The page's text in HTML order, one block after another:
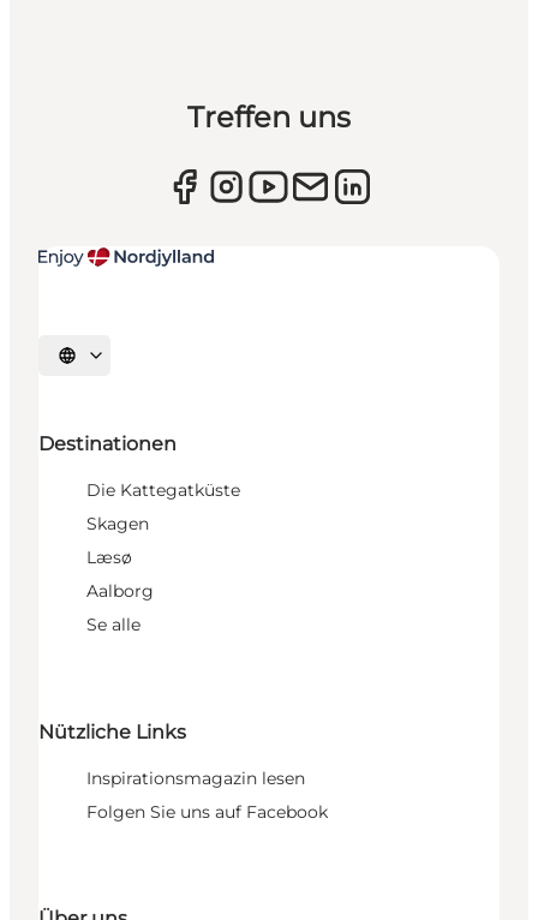
Treffen uns
Sprache auswählen
Destinationen
Die Kattegatküste
Skagen
Læsø
Aalborg
Se alle
Nützliche Links
Inspirationsmagazin lesen
Folgen Sie uns auf Facebook